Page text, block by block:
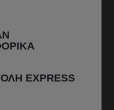
EXPRESS